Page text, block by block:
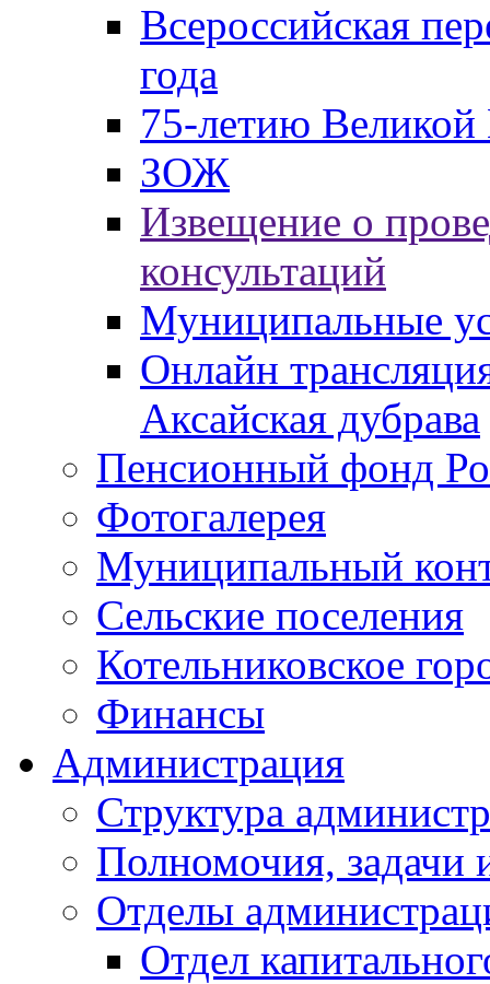
Всероссийская
года
75-летию
ЗОЖ
Извещение о
консультаций
Муниципальные
Онлайн
Аксайская дубрава
Пенсионный фонд
Фотогалерея
Муниципальный
Сельские поселения
Котельниковское
Финансы
Администрация
Структура
Полномочия, задачи
Отделы
Отдел